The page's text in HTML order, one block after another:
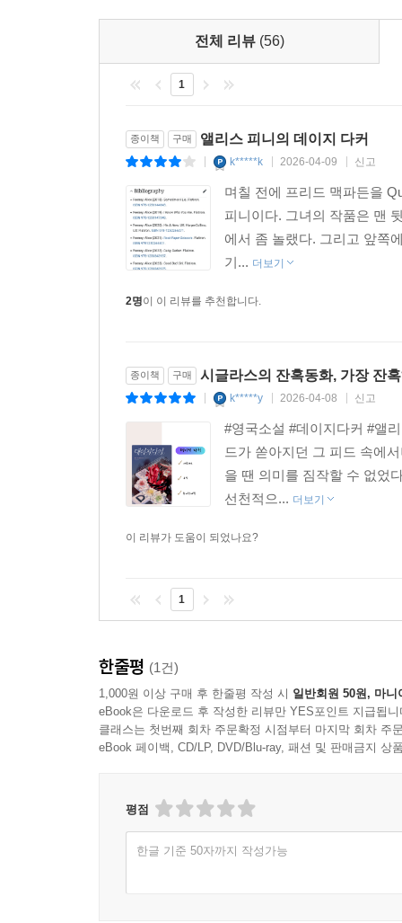
전체 리뷰 (56)
1
종이책 구매 앨리스 피니의 데이지 다커
k*****k 2026-04-09 신고
며칠 전에 프리드 맥파든을
피니이다. 그녀의 작품은 맨
에서 좀 놀랬다. 그리고 앞쪽
기... 더보기
2명이 이 리뷰를 추천합니다.
종이책 구매 시글라스의 잔혹동화, 가장 잔
k*****y 2026-04-08 신고
#영국소설 #데이지다커 #앨
드가 쏟아지던 그 피드 속에
을 땐 의미를 짐작할 수 없었
선천적으... 더보기
이 리뷰가 도움이 되었나요?
1
한줄평 (1건)
1,000원 이상 구매 후 한줄평 작성 시 일반회원 50원, 마니
eBook은 다운로드 후 작성한 리뷰만 YES포인트 지급됩니
클래스는 첫번째 회차 주문확정 시점부터 마지막 회차 주
eBook 페이백, CD/LP, DVD/Blu-ray, 패션 및 판매금지 상
평점
한글 기준 50자까지 작성가능